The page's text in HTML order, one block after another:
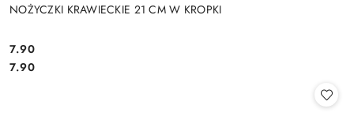
NOŻYCZKI KRAWIECKIE 21 CM W KROPKI
Cena:
7.90
Cena:
7.90